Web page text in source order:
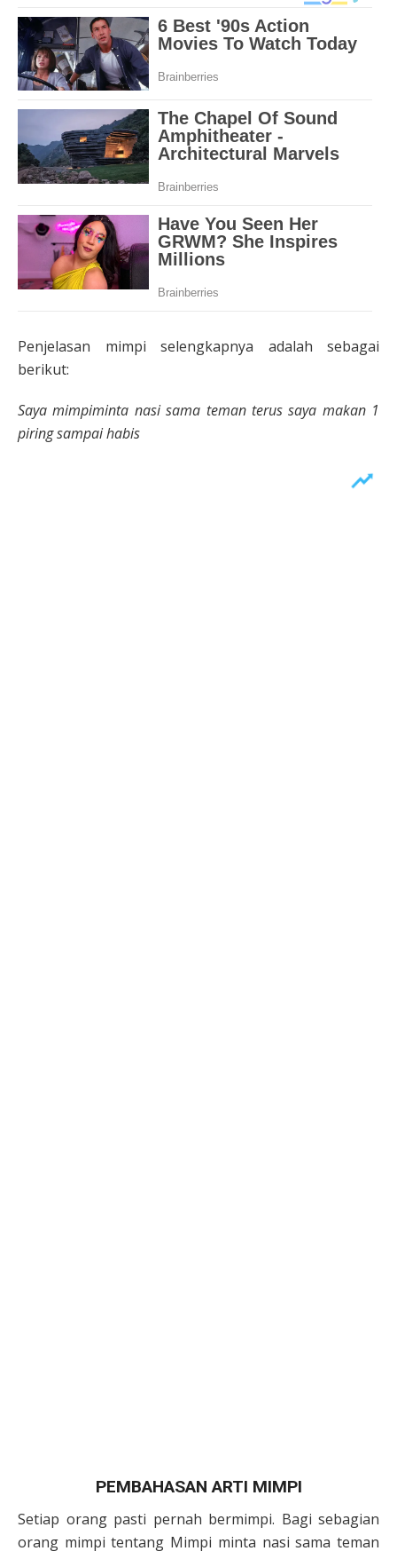
Penjelasan mimpi selengkapnya adalah sebagai
berikut:
Saya mimpiminta nasi sama teman terus saya makan 1
piring sampai habis
PEMBAHASAN ARTI MIMPI
Setiap orang pasti pernah bermimpi. Bagi sebagian
orang mimpi tentang Mimpi minta nasi sama teman